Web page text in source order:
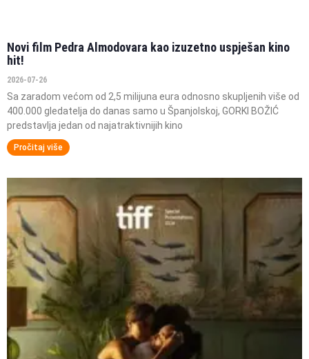
Novi film Pedra Almodovara kao izuzetno uspješan kino
hit!
2026-07-26
Sa zaradom većom od 2,5 milijuna eura odnosno skupljenih više od
400.000 gledatelja do danas samo u Španjolskoj, GORKI BOŽIĆ
predstavlja jedan od najatraktivnijih kino
Pročitaj više